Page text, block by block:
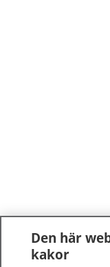
Den här
kakor